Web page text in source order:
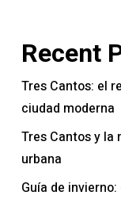
Recent
Tres Cantos: el
ciudad moderna
Tres Cantos y
urbana
Guía de